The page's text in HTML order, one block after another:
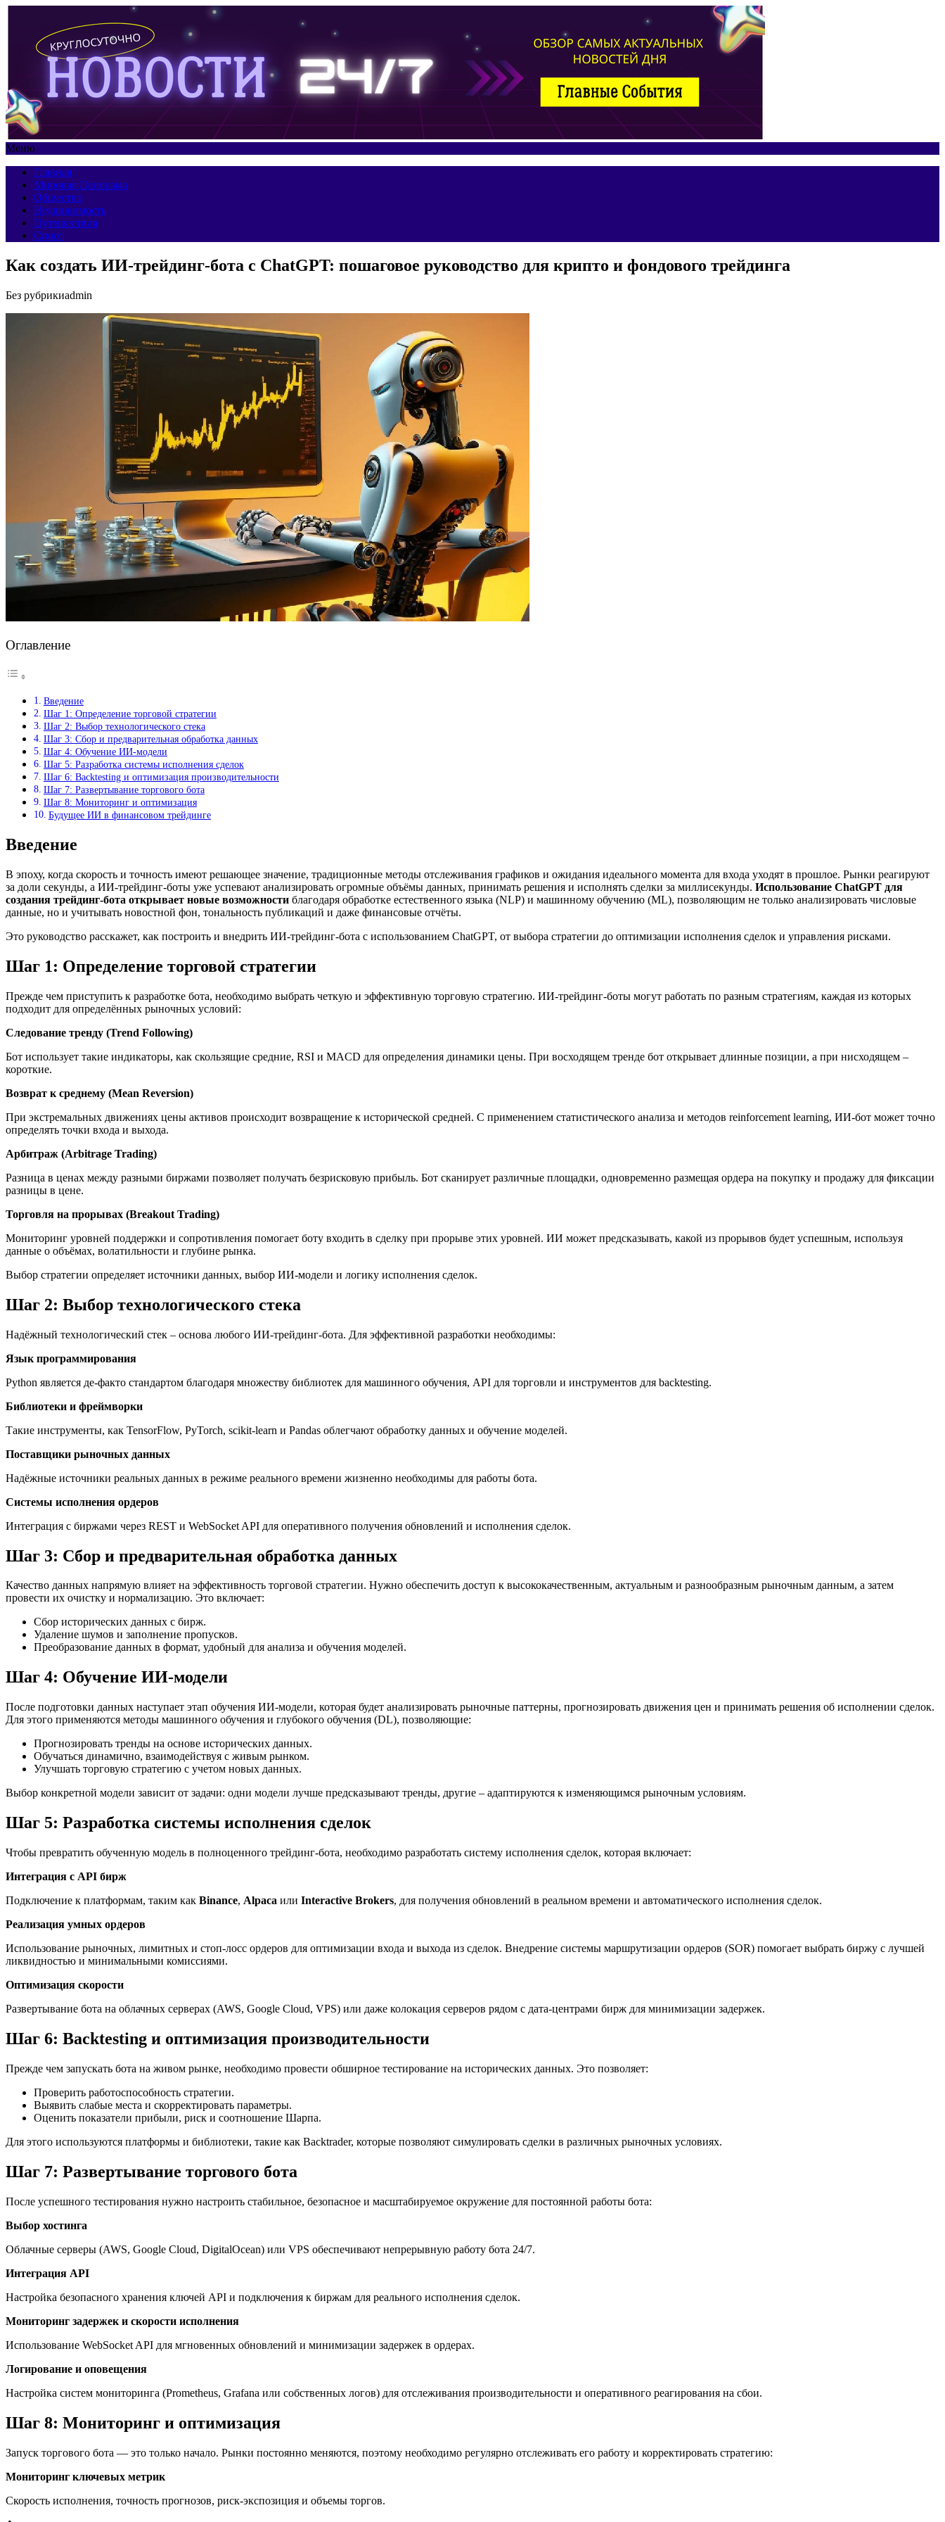
Меню
Главная
Мировая Панорама
Общество
Недвижимость
Путешествия
Спорт
Как создать ИИ-трейдинг-бота с ChatGPT: пошаговое руководство для крипто и фондового трейдинга
Без рубрикиadmin
Оглавление
Введение
Шаг 1: Определение торговой стратегии
Шаг 2: Выбор технологического стека
Шаг 3: Сбор и предварительная обработка данных
Шаг 4: Обучение ИИ-модели
Шаг 5: Разработка системы исполнения сделок
Шаг 6: Backtesting и оптимизация производительности
Шаг 7: Развертывание торгового бота
Шаг 8: Мониторинг и оптимизация
Будущее ИИ в финансовом трейдинге
Введение
В эпоху, когда скорость и точность имеют решающее значение, традиционные методы отслеживания графиков и ожидания идеального момента для входа уходят в прошлое. Рынки реагируют
за доли секунды, а ИИ-трейдинг-боты уже успевают анализировать огромные объёмы данных, принимать решения и исполнять сделки за миллисекунды. Использование ChatGPT для
создания трейдинг-бота открывает новые возможности благодаря обработке естественного языка (NLP) и машинному обучению (ML), позволяющим не только анализировать числовые
данные, но и учитывать новостной фон, тональность публикаций и даже финансовые отчёты.
Это руководство расскажет, как построить и внедрить ИИ-трейдинг-бота с использованием ChatGPT, от выбора стратегии до оптимизации исполнения сделок и управления рисками.
Шаг 1: Определение торговой стратегии
Прежде чем приступить к разработке бота, необходимо выбрать четкую и эффективную торговую стратегию. ИИ-трейдинг-боты могут работать по разным стратегиям, каждая из которых
подходит для определённых рыночных условий:
Следование тренду (Trend Following)
Бот использует такие индикаторы, как скользящие средние, RSI и MACD для определения динамики цены. При восходящем тренде бот открывает длинные позиции, а при нисходящем –
короткие.
Возврат к среднему (Mean Reversion)
При экстремальных движениях цены активов происходит возвращение к исторической средней. С применением статистического анализа и методов reinforcement learning, ИИ-бот может точно
определять точки входа и выхода.
Арбитраж (Arbitrage Trading)
Разница в ценах между разными биржами позволяет получать безрисковую прибыль. Бот сканирует различные площадки, одновременно размещая ордера на покупку и продажу для фиксации
разницы в цене.
Торговля на прорывах (Breakout Trading)
Мониторинг уровней поддержки и сопротивления помогает боту входить в сделку при прорыве этих уровней. ИИ может предсказывать, какой из прорывов будет успешным, используя
данные о объёмах, волатильности и глубине рынка.
Выбор стратегии определяет источники данных, выбор ИИ-модели и логику исполнения сделок.
Шаг 2: Выбор технологического стека
Надёжный технологический стек – основа любого ИИ-трейдинг-бота. Для эффективной разработки необходимы:
Язык программирования
Python является де-факто стандартом благодаря множеству библиотек для машинного обучения, API для торговли и инструментов для backtesting.
Библиотеки и фреймворки
Такие инструменты, как TensorFlow, PyTorch, scikit-learn и Pandas облегчают обработку данных и обучение моделей.
Поставщики рыночных данных
Надёжные источники реальных данных в режиме реального времени жизненно необходимы для работы бота.
Системы исполнения ордеров
Интеграция с биржами через REST и WebSocket API для оперативного получения обновлений и исполнения сделок.
Шаг 3: Сбор и предварительная обработка данных
Качество данных напрямую влияет на эффективность торговой стратегии. Нужно обеспечить доступ к высококачественным, актуальным и разнообразным рыночным данным, а затем
провести их очистку и нормализацию. Это включает:
Сбор исторических данных с бирж.
Удаление шумов и заполнение пропусков.
Преобразование данных в формат, удобный для анализа и обучения моделей.
Шаг 4: Обучение ИИ-модели
После подготовки данных наступает этап обучения ИИ-модели, которая будет анализировать рыночные паттерны, прогнозировать движения цен и принимать решения об исполнении сделок.
Для этого применяются методы машинного обучения и глубокого обучения (DL), позволяющие:
Прогнозировать тренды на основе исторических данных.
Обучаться динамично, взаимодействуя с живым рынком.
Улучшать торговую стратегию с учетом новых данных.
Выбор конкретной модели зависит от задачи: одни модели лучше предсказывают тренды, другие – адаптируются к изменяющимся рыночным условиям.
Шаг 5: Разработка системы исполнения сделок
Чтобы превратить обученную модель в полноценного трейдинг-бота, необходимо разработать систему исполнения сделок, которая включает:
Интеграция с API бирж
Подключение к платформам, таким как Binance, Alpaca или Interactive Brokers, для получения обновлений в реальном времени и автоматического исполнения сделок.
Реализация умных ордеров
Использование рыночных, лимитных и стоп-лосс ордеров для оптимизации входа и выхода из сделок. Внедрение системы маршрутизации ордеров (SOR) помогает выбрать биржу с лучшей
ликвидностью и минимальными комиссиями.
Оптимизация скорости
Развертывание бота на облачных серверах (AWS, Google Cloud, VPS) или даже колокация серверов рядом с дата-центрами бирж для минимизации задержек.
Шаг 6: Backtesting и оптимизация производительности
Прежде чем запускать бота на живом рынке, необходимо провести обширное тестирование на исторических данных. Это позволяет:
Проверить работоспособность стратегии.
Выявить слабые места и скорректировать параметры.
Оценить показатели прибыли, риск и соотношение Шарпа.
Для этого используются платформы и библиотеки, такие как Backtrader, которые позволяют симулировать сделки в различных рыночных условиях.
Шаг 7: Развертывание торгового бота
После успешного тестирования нужно настроить стабильное, безопасное и масштабируемое окружение для постоянной работы бота:
Выбор хостинга
Облачные серверы (AWS, Google Cloud, DigitalOcean) или VPS обеспечивают непрерывную работу бота 24/7.
Интеграция API
Настройка безопасного хранения ключей API и подключения к биржам для реального исполнения сделок.
Мониторинг задержек и скорости исполнения
Использование WebSocket API для мгновенных обновлений и минимизации задержек в ордерах.
Логирование и оповещения
Настройка систем мониторинга (Prometheus, Grafana или собственных логов) для отслеживания производительности и оперативного реагирования на сбои.
Шаг 8: Мониторинг и оптимизация
Запуск торгового бота — это только начало. Рынки постоянно меняются, поэтому необходимо регулярно отслеживать его работу и корректировать стратегию:
Мониторинг ключевых метрик
Скорость исполнения, точность прогнозов, риск-экспозиция и объемы торгов.